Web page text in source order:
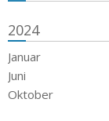
2024
Januar
Juni
Oktober